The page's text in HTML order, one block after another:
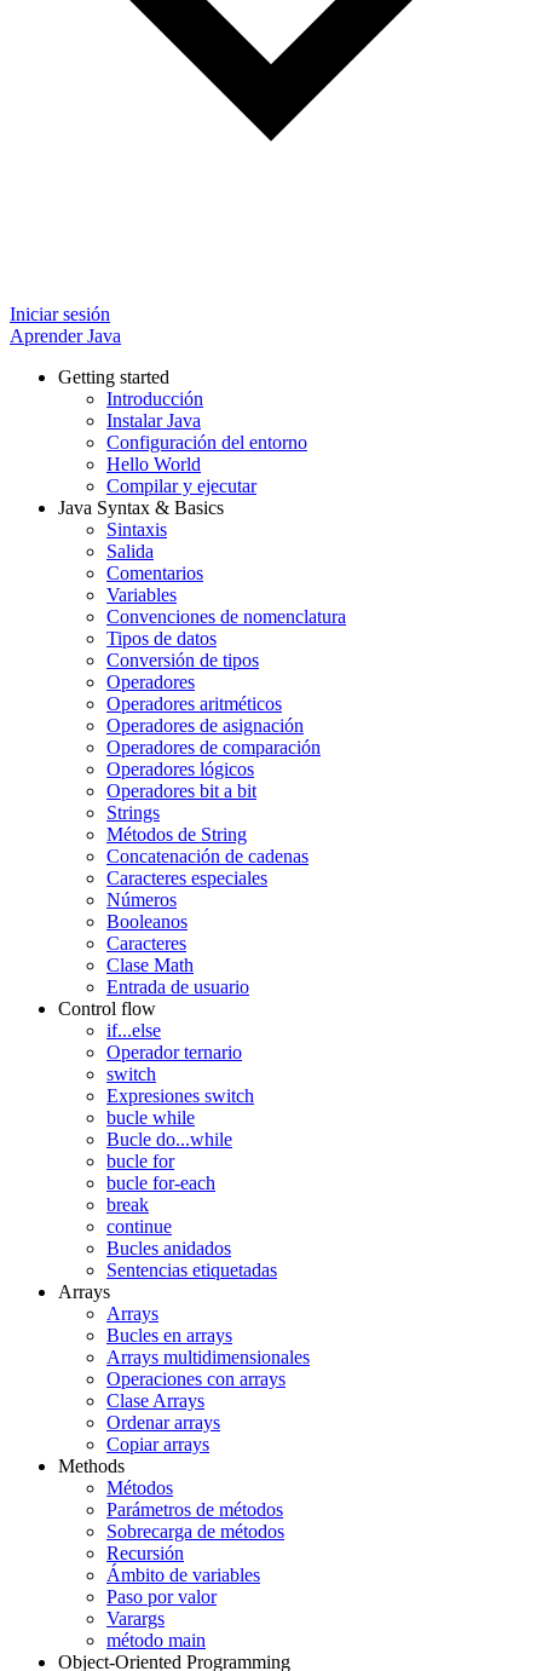
Iniciar sesión
Aprender Java
Getting started
Introducción
Instalar Java
Configuración del entorno
Hello World
Compilar y ejecutar
Java Syntax & Basics
Sintaxis
Salida
Comentarios
Variables
Convenciones de nomenclatura
Tipos de datos
Conversión de tipos
Operadores
Operadores aritméticos
Operadores de asignación
Operadores de comparación
Operadores lógicos
Operadores bit a bit
Strings
Métodos de String
Concatenación de cadenas
Caracteres especiales
Números
Booleanos
Caracteres
Clase Math
Entrada de usuario
Control flow
if...else
Operador ternario
switch
Expresiones switch
bucle while
Bucle do...while
bucle for
bucle for-each
break
continue
Bucles anidados
Sentencias etiquetadas
Arrays
Arrays
Bucles en arrays
Arrays multidimensionales
Operaciones con arrays
Clase Arrays
Ordenar arrays
Copiar arrays
Methods
Métodos
Parámetros de métodos
Sobrecarga de métodos
Recursión
Ámbito de variables
Paso por valor
Varargs
método main
Object-Oriented Programming